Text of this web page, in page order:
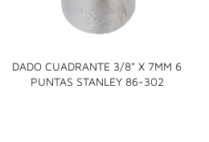
DADO CUADRANTE 3/8" X 7MM 6
PUNTAS STANLEY 86-302
